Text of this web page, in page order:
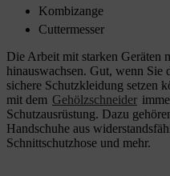
Kombizange
Cuttermesser
Die Arbeit mit starken Geräten
hinauswachsen. Gut, wenn Sie
sichere Schutzkleidung setzen
mit dem Gehölzschneider
Schutzausrüstung. Dazu
Handschuhe aus
Schnittschutzhose und mehr.